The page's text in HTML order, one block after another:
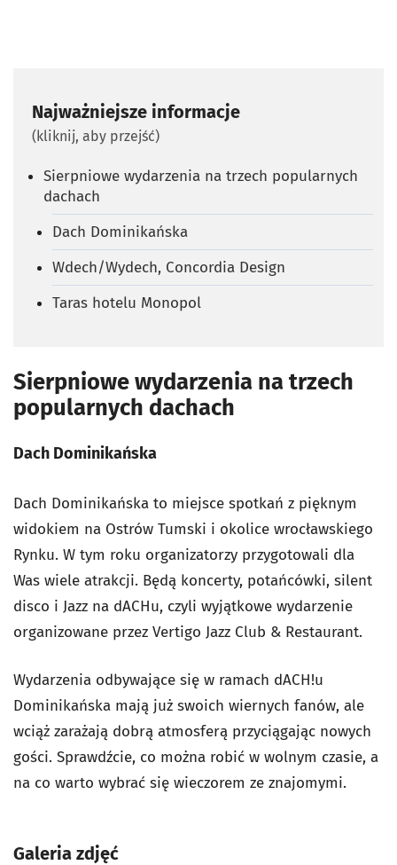
Najważniejsze informacje
(kliknij, aby przejść)
Sierpniowe wydarzenia na trzech popularnych
dachach
Dach Dominikańska
Wdech/Wydech, Concordia Design
Taras hotelu Monopol
Sierpniowe wydarzenia na trzech
popularnych dachach
Dach Dominikańska
Dach Dominikańska to miejsce spotkań z pięknym
widokiem na Ostrów Tumski i okolice wrocławskiego
Rynku. W tym roku organizatorzy przygotowali dla
Was wiele atrakcji. Będą koncerty, potańcówki, silent
disco i Jazz na dACHu, czyli wyjątkowe wydarzenie
organizowane przez Vertigo Jazz Club & Restaurant.
Wydarzenia odbywające się w ramach dACH!u
Dominikańska mają już swoich wiernych fanów, ale
wciąż zarażają dobrą atmosferą przyciągając nowych
gości. Sprawdźcie, co można robić w wolnym czasie, a
na co warto wybrać się wieczorem ze znajomymi.
Galeria zdjęć